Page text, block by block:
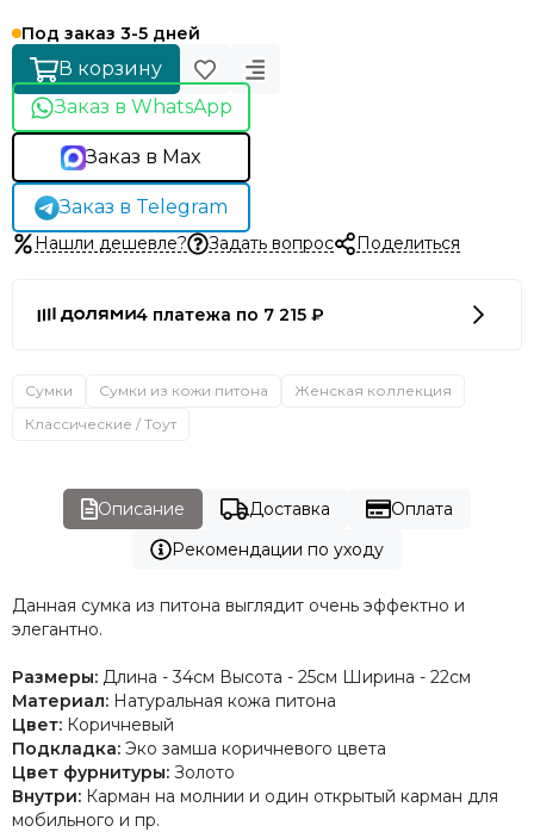
Под заказ 3-5 дней
В корзину
Заказ в WhatsApp
Заказ в Max
Заказ в Telegram
Нашли дешевле? Задать вопрос Поделиться
4 платежа по 7 215 ₽
Сумки Сумки из кожи питона
Женская коллекция
Классические / Тоут
Описание Доставка
Оплата
Рекомендации по уходу
Данная сумка из питона выглядит очень эффектно и
элегантно.
Размеры: Длина - 34см Высота - 25см Ширина - 22см
Материал: Натуральная кожа питона
Цвет: Коричневый
Подкладка: Эко замша коричневого цвета
Цвет фурнитуры: Золото
Внутри: Карман на молнии и один открытый карман для
мобильного и пр.